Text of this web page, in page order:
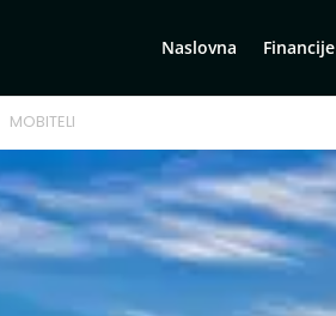
Naslovna Financije